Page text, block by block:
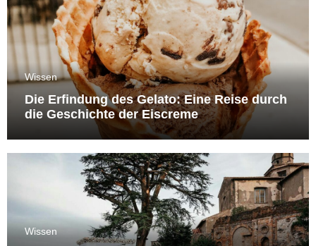
Wissen
Die Erfindung des Gelato: Eine Reise durch
die Geschichte der Eiscreme
Wissen